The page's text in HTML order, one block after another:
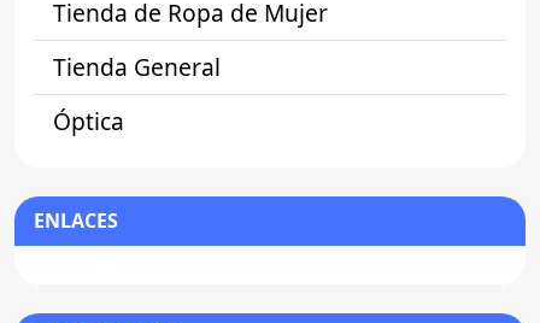
Tienda de Ropa de Mujer
Tienda General
Óptica
ENLACES